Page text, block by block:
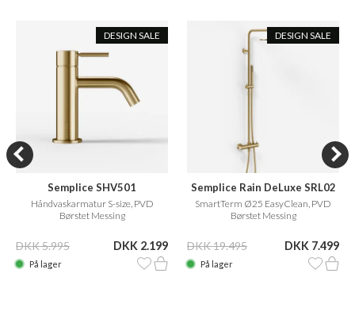
DESIGN SALE
Semplice SHV501
Håndvaskarmatur S-size, PVD
Børstet Messing
DKK 5.995 DKK 2.199
På lager
DESIGN SALE
Semplice Rain DeLuxe SRL02
SmartTerm Ø25 EasyClean, PVD
Børstet Messing
DKK 19.495 DKK 7.499
På lager